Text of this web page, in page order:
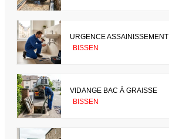
URGENCE ASSAINISSEMENT
BISSEN
VIDANGE BAC À GRAISSE
BISSEN